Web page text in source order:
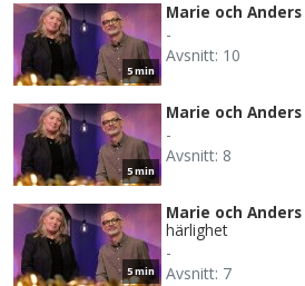
5 min
Marie och Anders
-
Avsnitt: 10
5 min
Marie och Anders
-
Avsnitt: 8
5 min
Marie och Anders
härlighet
-
Avsnitt: 7